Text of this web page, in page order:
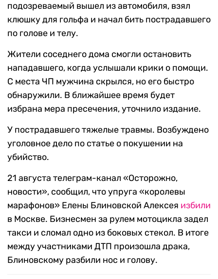
подозреваемый вышел из автомобиля, взял
клюшку для гольфа и начал бить пострадавшего
по голове и телу.
Жители соседнего дома смогли остановить
нападавшего, когда услышали крики о помощи.
С места ЧП мужчина скрылся, но его быстро
обнаружили. В ближайшее время будет
избрана мера пресечения, уточнило издание.
У пострадавшего тяжелые травмы. Возбуждено
уголовное дело по статье о покушении на
убийство.
21 августа телеграм-канал «Осторожно,
новости», сообщил, что упруга «королевы
марафонов» Елены Блиновской Алексея избили
в Москве. Бизнесмен за рулем мотоцикла задел
такси и сломал одно из боковых стекол. В итоге
между участниками ДТП произошла драка,
Блиновскому разбили нос и голову.